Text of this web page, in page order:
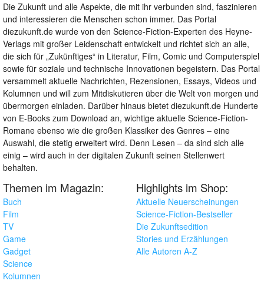
Die Zukunft und alle Aspekte, die mit ihr verbunden sind, faszinieren
und interessieren die Menschen schon immer. Das Portal
diezukunft.de wurde von den Science-Fiction-Experten des Heyne-
Verlags mit großer Leidenschaft entwickelt und richtet sich an alle,
die sich für „Zukünftiges“ in Literatur, Film, Comic und Computerspiel
sowie für soziale und technische Innovationen begeistern. Das Portal
versammelt aktuelle Nachrichten, Rezensionen, Essays, Videos und
Kolumnen und will zum Mitdiskutieren über die Welt von morgen und
übermorgen einladen. Darüber hinaus bietet diezukunft.de Hunderte
von E-Books zum Download an, wichtige aktuelle Science-Fiction-
Romane ebenso wie die großen Klassiker des Genres – eine
Auswahl, die stetig erweitert wird. Denn Lesen – da sind sich alle
einig – wird auch in der digitalen Zukunft seinen Stellenwert
behalten.
Themen im Magazin:
Buch
Film
TV
Game
Gadget
Science
Kolumnen
Highlights im Shop:
Aktuelle Neuerscheinungen
Science-Fiction-Bestseller
Die Zukunftsedition
Stories und Erzählungen
Alle Autoren A-Z